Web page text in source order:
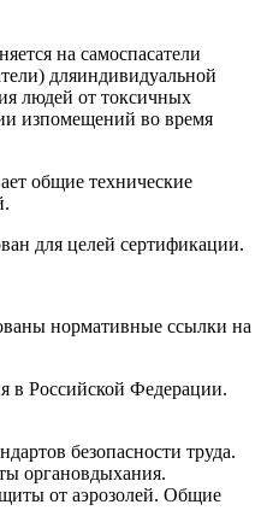
на самоспасатели
дляиндивидуальной
людей от токсичных
изпомещений во время
общие технические
для целей сертификации.
нормативные ссылки на
в Российской Федерации.
безопасности труда.
органовдыхания.
от аэрозолей. Общие